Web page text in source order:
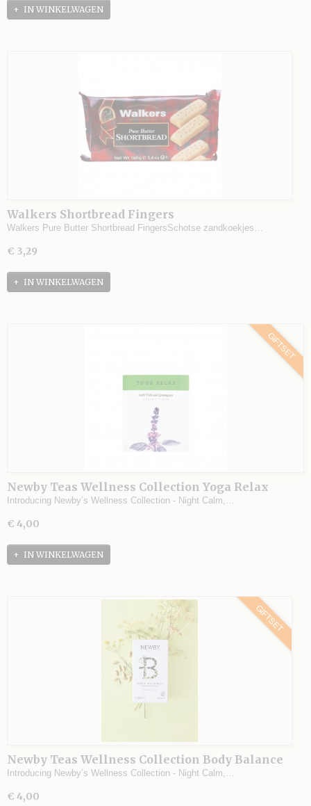
IN WINKELWAGEN
Walkers Shortbread Fingers
Walkers Pure Butter Shortbread FingersSchotse zandkoekjes…
€ 3,29
IN WINKELWAGEN
GIFTSET
Newby Teas Wellness Collection Yoga Relax
GIFTSET
Introducing Newby’s Wellness Collection - Night Calm,…
€ 4,00
IN WINKELWAGEN
GIFTSET
Newby Teas Wellness Collection Body Balance
GIFTSET
Introducing Newby’s Wellness Collection - Night Calm,…
€ 4,00